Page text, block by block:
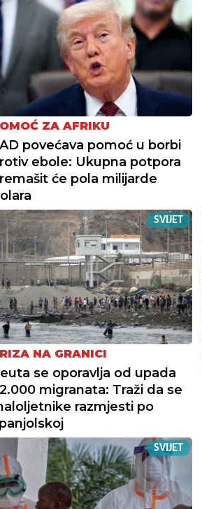
ZA AFRIKU
povećava pomoć u borbi
ebole: Ukupna potpora
će pola milijarde
SVIJET
NA GRANICI
se oporavlja od upada
migranata: Traži da se
razmjesti po
SVIJET